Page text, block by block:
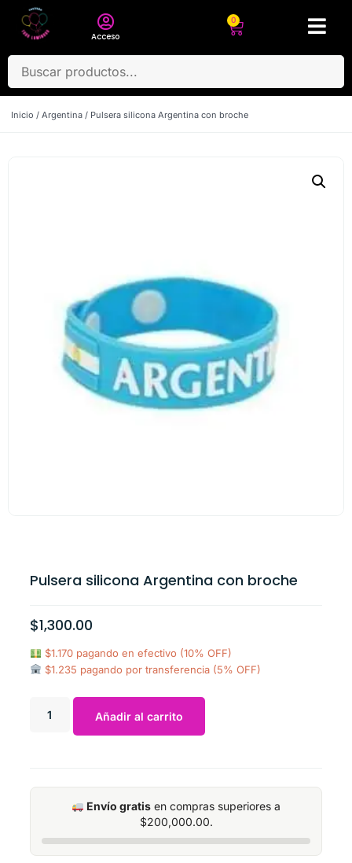
Acceso
0
Inicio / Argentina / Pulsera silicona Argentina con broche
Pulsera silicona Argentina con broche
$1,300.00
$1.170 pagando en efectivo (10% OFF)
$1.235 pagando por transferencia (5% OFF)
Añadir al carrito
Envío gratis en compras superiores a
$200,000.00.